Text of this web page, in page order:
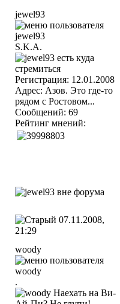
jewel93
S.K.A.
Регистрация: 12.01.2008
Адрес: Азов. Это где-то
рядом с Ростовом...
Сообщений: 69
Рейтинг мнений:
07.11.2008,
21:29
woody
.